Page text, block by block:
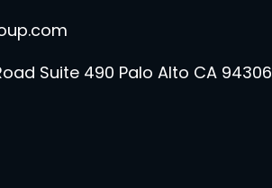
Suite 490 Palo Alto CA 94306